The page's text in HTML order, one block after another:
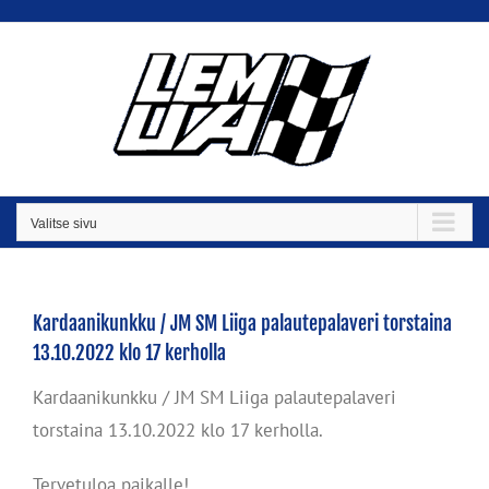
Valitse sivu
Kardaanikunkku / JM SM Liiga palautepalaveri torstaina
13.10.2022 klo 17 kerholla
Kardaanikunkku / JM SM Liiga palautepalaveri
torstaina 13.10.2022 klo 17 kerholla.